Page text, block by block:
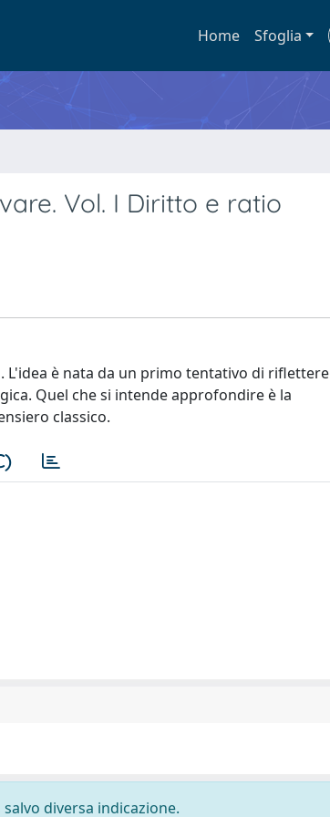
Home Sfoglia
Vol. I Diritto e ratio
è nata da un primo tentativo di riflettere
Quel che si intende approfondire è la
classico.
diversa indicazione.